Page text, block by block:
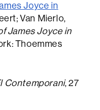
Joyce in
Van Mierlo,
James Joyce in
Thoemmes
Contemporani, 27